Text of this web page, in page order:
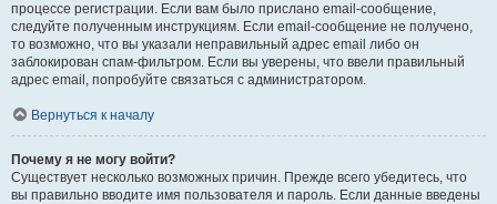
процессе регистрации. Если вам было прислано email-сообщение,
следуйте полученным инструкциям. Если email-сообщение не получено,
то возможно, что вы указали неправильный адрес email либо он
заблокирован спам-фильтром. Если вы уверены, что ввели правильный
адрес email, попробуйте связаться с администратором.
Вернуться к началу
Почему я не могу войти?
Существует несколько возможных причин. Прежде всего убедитесь, что
вы правильно вводите имя пользователя и пароль. Если данные введены